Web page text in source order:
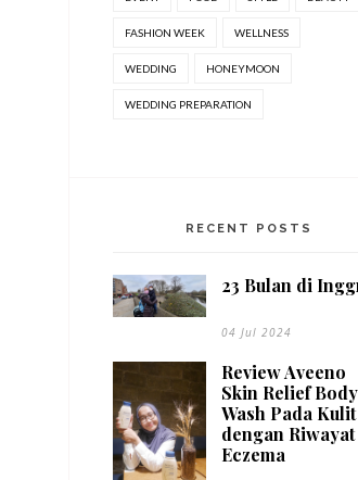
FASHION WEEK WELLNESS
WEDDING HONEYMOON
WEDDING PREPARATION
RECENT POSTS
23 Bulan di
04 Jul 2024
Review Aveeno
Skin Relief Body
Wash Pada Kulit
dengan Riwayat
Eczema